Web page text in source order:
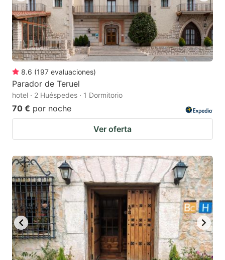
8.6 (197 evaluaciones)
Parador de Teruel
hotel · 2 Huéspedes · 1 Dormitorio
70 € por noche
Ver oferta